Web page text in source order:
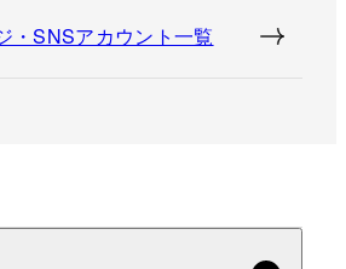
・SNSアカウント一覧